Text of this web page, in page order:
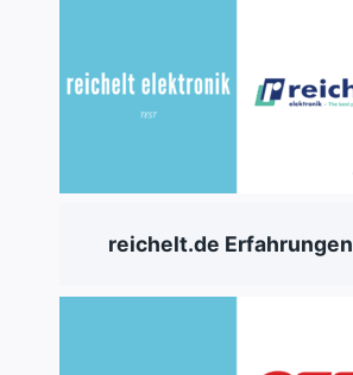
reichelt.de Erfahrungen